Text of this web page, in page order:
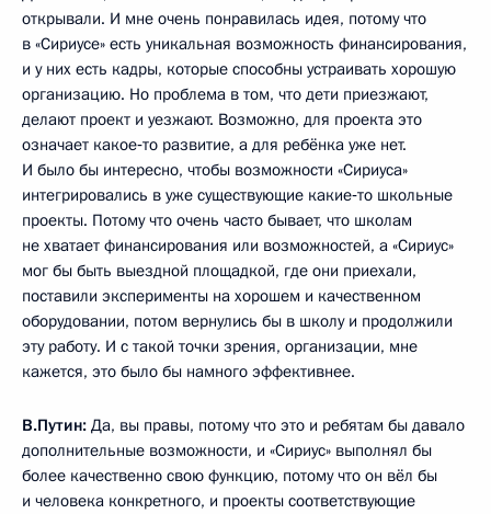
открывали. И мне очень понравилась идея, потому что
в «Сириусе» есть уникальная возможность финансирования,
и у них есть кадры, которые способны устраивать хорошую
организацию. Но проблема в том, что дети приезжают,
делают проект и уезжают. Возможно, для проекта это
означает какое‑то развитие, а для ребёнка уже нет.
И было бы интересно, чтобы возможности «Сириуса»
интегрировались в уже существующие какие‑то школьные
проекты. Потому что очень часто бывает, что школам
не хватает финансирования или возможностей, а «Сириус»
мог бы быть выездной площадкой, где они приехали,
поставили эксперименты на хорошем и качественном
оборудовании, потом вернулись бы в школу и продолжили
эту работу. И с такой точки зрения, организации, мне
кажется, это было бы намного эффективнее.
В.Путин: Да, вы правы, потому что это и ребятам бы давало
дополнительные возможности, и «Сириус» выполнял бы
более качественно свою функцию, потому что он вёл бы
и человека конкретного, и проекты соответствующие